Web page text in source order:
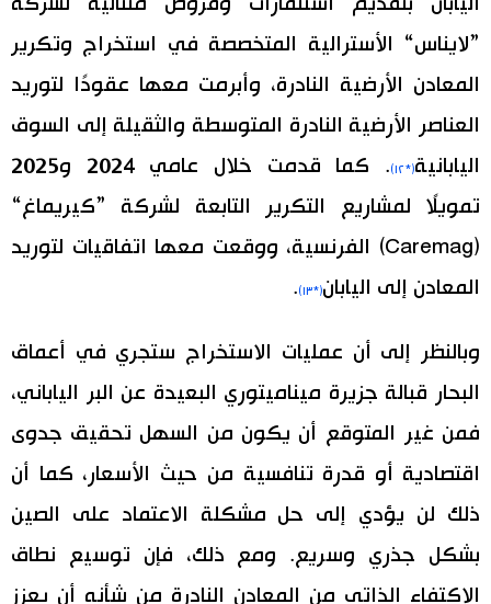
”لايناس“ الأسترالية المتخصصة في استخراج وتكرير
المعادن الأرضية النادرة، وأبرمت معها عقودًا لتوريد
العناصر الأرضية النادرة المتوسطة والثقيلة إلى السوق
اليابانية(*١٢)
. كما قدمت خلال عامي 2024 و2025
تمويلًا لمشاريع التكرير التابعة لشركة ”كيريماغ“
(Caremag) الفرنسية، ووقعت معها اتفاقيات لتوريد
المعادن إلى اليابان(*١٣) .
وبالنظر إلى أن عمليات الاستخراج ستجري في أعماق
البحار قبالة جزيرة ميناميتوري البعيدة عن البر الياباني،
فمن غير المتوقع أن يكون من السهل تحقيق جدوى
اقتصادية أو قدرة تنافسية من حيث الأسعار، كما أن
ذلك لن يؤدي إلى حل مشكلة الاعتماد على الصين
بشكل جذري وسريع. ومع ذلك، فإن توسيع نطاق
الاكتفاء الذاتي من المعادن النادرة من شأنه أن يعزز